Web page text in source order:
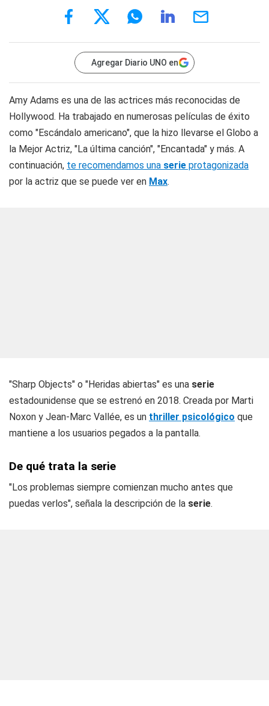
Agregar Diario UNO en
Amy Adams es una de las actrices más reconocidas de
Hollywood. Ha trabajado en numerosas películas de éxito
como "Escándalo americano", que la hizo llevarse el Globo a
la Mejor Actriz, "La última canción", "Encantada" y más. A
continuación, te recomendamos una serie protagonizada
por la actriz que se puede ver en Max.
"Sharp Objects" o "Heridas abiertas" es una serie
estadounidense que se estrenó en 2018. Creada por Marti
Noxon y Jean-Marc Vallée, es un thriller psicológico que
mantiene a los usuarios pegados a la pantalla.
De qué trata la serie
"Los problemas siempre comienzan mucho antes que
puedas verlos", señala la descripción de la serie.